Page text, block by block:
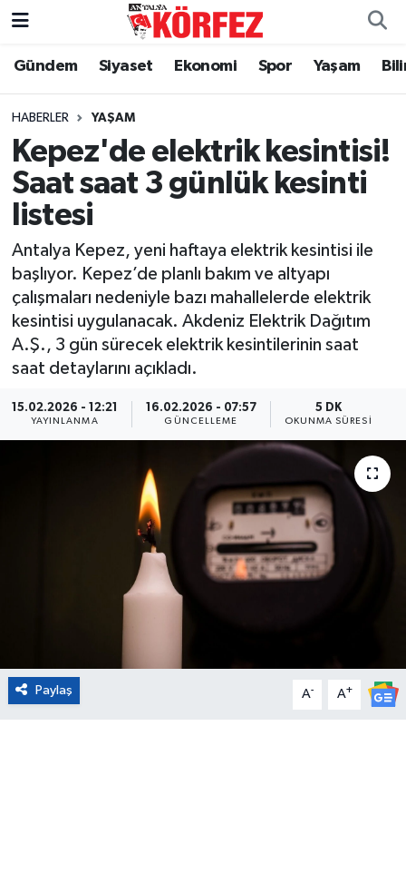
Gündem Siyaset Ekonomi Spor Yaşam
HABERLER YAŞAM
Kepez'de elektrik kesintisi!
Saat saat 3 günlük kesinti
listesi
Antalya Kepez, yeni haftaya elektrik kesintisi ile
başlıyor. Kepez’de planlı bakım ve altyapı
çalışmaları nedeniyle bazı mahallelerde elektrik
kesintisi uygulanacak. Akdeniz Elektrik Dağıtım
A.Ş., 3 gün sürecek elektrik kesintilerinin saat
saat detaylarını açıkladı.
15.02.2026 - 12:21
YAYINLANMA
16.02.2026 - 07:57
GÜNCELLEME
5 DK
OKUNMA SÜRESI
Paylaş A- A+
Gündem
Siyaset
Yerel Yönetim
Ekonomi
Spor
Yaşam
Asayiş
Eğitim
Kültür ve Sanat
Nöbetçi Eczaneler
Hava Durumu
Trafik Durumu
Süper Lig Puan Durumu ve Fikstür
Tüm Manşetler
Son Dakika Haberleri
Haber Arşivi